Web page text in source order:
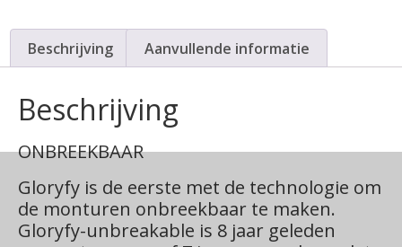
Beschrijving Aanvullende informatie
Beschrijving
ONBREEKBAAR
Gloryfy is de eerste met de technologie om
de monturen onbreekbaar te maken.
Gloryfy-unbreakable is 8 jaar geleden